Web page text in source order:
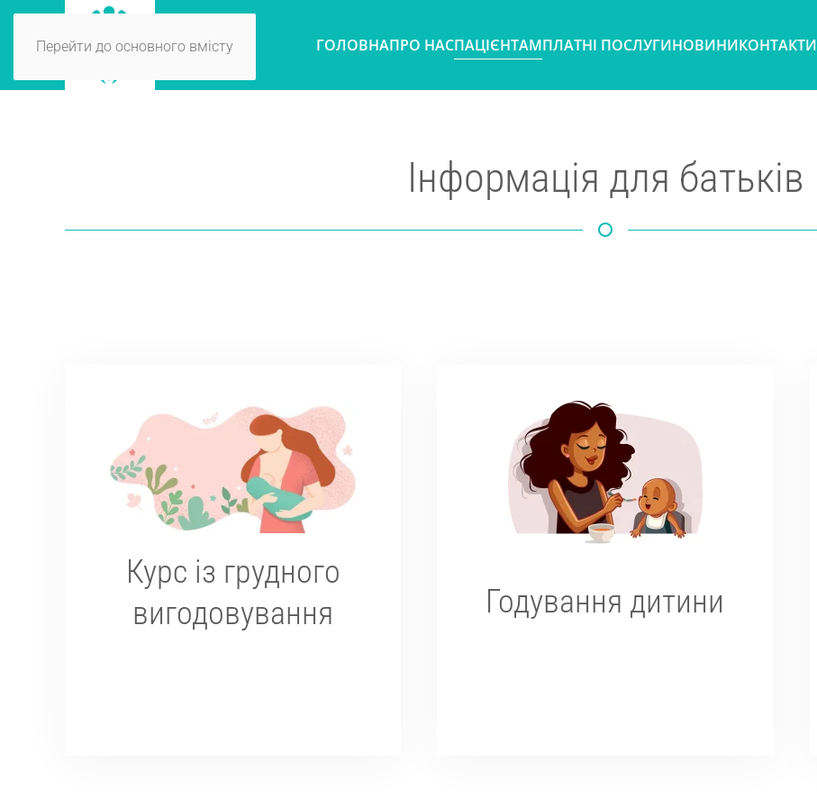
Перейти до основного вмісту ГОЛОВНАПРО НАСПАЦІЄНТАМПЛАТНІ ПОСЛУГИНОВИНИКОНТАКТИ
Інформація для батьків
Курс із грудного
вигодовування
Годування дитини